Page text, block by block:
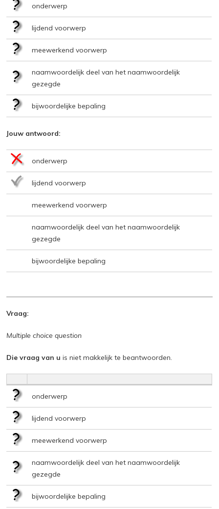
onderwerp
lijdend voorwerp
meewerkend voorwerp
naamwoordelijk deel van het naamwoordelijk
gezegde
bijwoordelijke bepaling
Jouw antwoord:
onderwerp
lijdend voorwerp
meewerkend voorwerp
naamwoordelijk deel van het naamwoordelijk
gezegde
bijwoordelijke bepaling
Vraag:
Multiple choice question
Die vraag van u is niet makkelijk te beantwoorden.
onderwerp
lijdend voorwerp
meewerkend voorwerp
naamwoordelijk deel van het naamwoordelijk
gezegde
bijwoordelijke bepaling